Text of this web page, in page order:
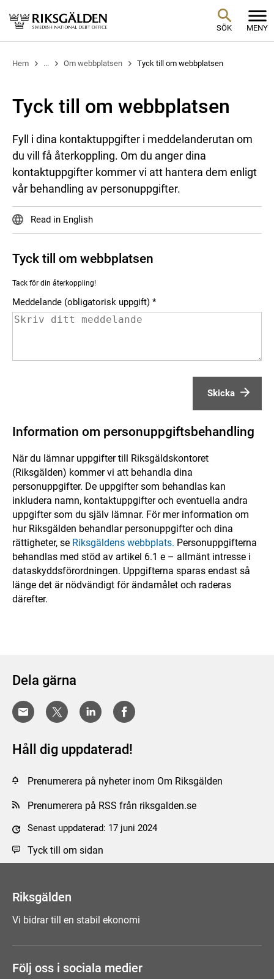
SÖK MENY
Hem ... Om webbplatsen Tyck till om webbplatsen
Tyck till om webbplatsen
Fyll i dina kontaktuppgifter i meddelanderutan om
du vill få återkoppling. Om du anger dina
kontaktuppgifter kommer vi att hantera dem enligt
vår behandling av personuppgifter.
Read in English
Tyck till om webbplatsen
Tack för din återkoppling!
Meddelande (obligatorisk uppgift)
Skicka
Information om personuppgiftsbehandling
När du lämnar uppgifter till Riksgäldskontoret
(Riksgälden) kommer vi att behandla dina
personuppgifter. De uppgifter som behandlas kan
inkludera namn, kontaktuppgifter och eventuella andra
uppgifter som du själv lämnar. För mer information om
hur Riksgälden behandlar personuppgifter och dina
rättigheter, se Riksgäldens webbplats. Personuppgifterna
behandlas med stöd av artikel 6.1 e – allmänt intresse i
dataskyddsförordningen. Uppgifterna sparas endast så
länge det är nödvändigt för ändamålet och raderas
därefter.
Dela gärna
Håll dig uppdaterad!
Prenumerera på nyheter inom Om Riksgälden
Prenumerera på RSS från riksgalden.se
Senast uppdaterad: 17 juni 2024
Tyck till om sidan
Riksgälden
Vi bidrar till en stabil ekonomi
Följ oss i sociala medier